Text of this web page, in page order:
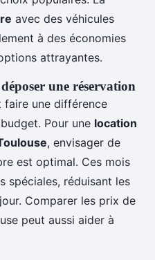
avec des véhicules
à des économies
attrayantes.
une réservation
faire une différence
Pour une location
, envisager de
est optimal. Ces mois
spéciales, réduisant les
Comparer les prix de
peut aussi aider à